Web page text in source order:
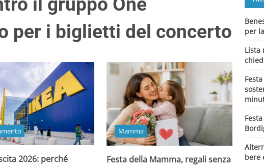
il gruppo One
per i biglietti del concerto
2026: perché
Mamma
Festa della Mamma, regali senza
per
Lista
bere